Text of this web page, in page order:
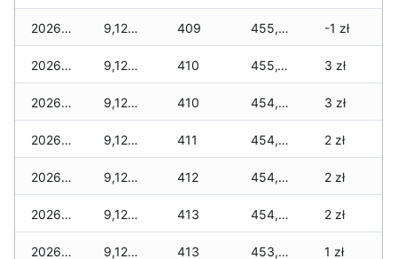
2026-02-18 9,125 zł 409 455,605 zł -1 zł
2026-02-17 9,125 zł 410 455,135 zł 3 zł
2026-02-16 9,125 zł 410 454,710 zł 3 zł
2026-02-15 9,125 zł 411 454,510 zł 2 zł
2026-02-14 9,125 zł 412 454,395 zł 2 zł
2026-02-13 9,125 zł 413 454,210 zł 2 zł
2026-02-12 9,125 zł 413 453,955 zł 1 zł